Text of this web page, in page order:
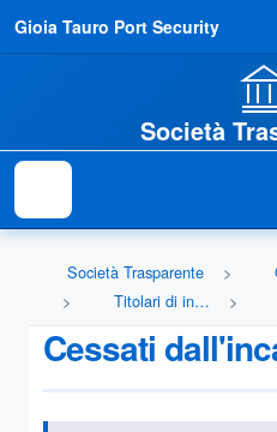
Gioia Tauro Port Security
Società
Società Trasparente
Titolari di incarichi politici, di amministrazione, di direzione o di governo
Cessati